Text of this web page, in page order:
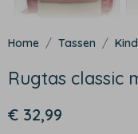
Tassen
Rugtas classic
€ 32,99